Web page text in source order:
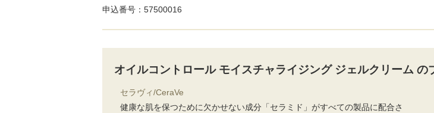
申込番号：57500016
オイルコントロール モイスチャライジング ジェルクリーム の
セラヴィ/CeraVe
健康な肌を保つために欠かせない成分「セラミド」がすべての製品に配合さ